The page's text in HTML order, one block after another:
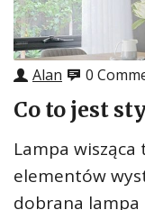
Alan 0
Co to jest
Lampa
elementów
dobrana lampa